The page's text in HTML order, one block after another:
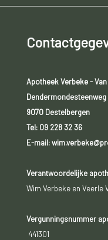
Apotheek Verbeke -
Dendermondesteenweg
9070 Destelbergen
Tel: 09 228 32 36
E-mail:
Verantwoordelijke
Wim Verbeke en Veerle
Vergunningsnummer
441301